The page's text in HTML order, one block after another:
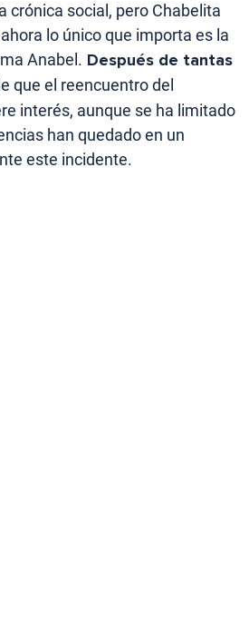
crónica social, pero Chabelita
lo único que importa es la
Anabel. Después de tantas
que el reencuentro del
interés, aunque se ha limitado
han quedado en un
este incidente.